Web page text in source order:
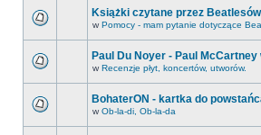
Książki czytane przez Beatlesów
w Pomocy - mam pytanie dotyczące
Paul Du Noyer - Paul
w Recenzje płyt, koncertów, utworów.
BohaterON - kartka do
w Ob-la-di, Ob-la-da